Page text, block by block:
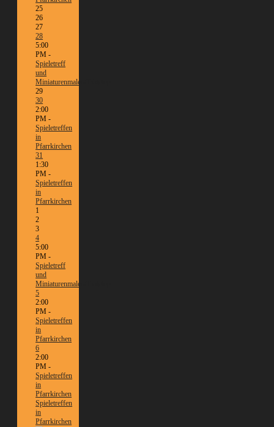
25
26
27
28
5:00
PM -
Spieletreff
und
Miniaturenmalen/Tabletop
29
30
2:00
PM -
Spieletreffen
in
Pfarrkirchen
31
1:30
PM -
Spieletreffen
in
Pfarrkirchen
1
2
3
4
5:00
PM -
Spieletreff
und
Miniaturenmalen/Tabletop
5
2:00
PM -
Spieletreffen
in
Pfarrkirchen
6
2:00
PM -
Spieletreffen
in
Pfarrkirchen
Spieletreffen
in
Pfarrkirchen